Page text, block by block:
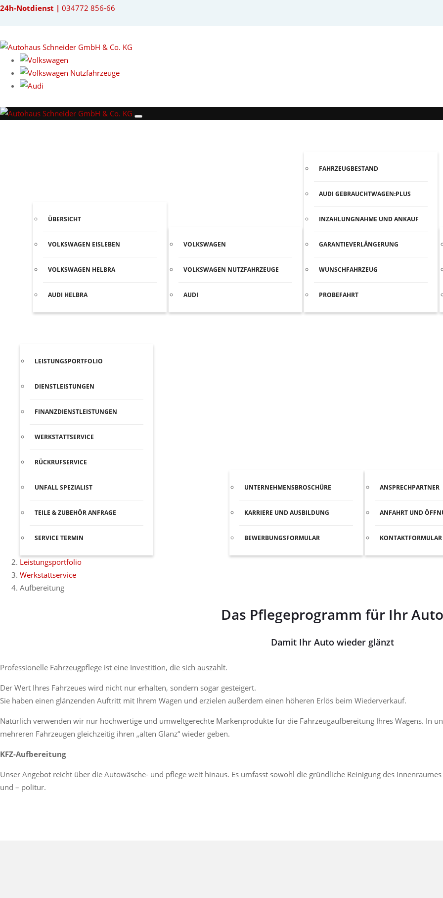
24h-Notdienst | 034772 856-66
ÜBERSICHT
VOLKSWAGEN EISLEBEN
VOLKSWAGEN HELBRA
AUDI HELBRA
VOLKSWAGEN
VOLKSWAGEN NUTZFAHRZEUGE
AUDI
FAHRZEUGBESTAND
AUDI GEBRAUCHTWAGEN:PLUS
INZAHLUNGNAHME UND ANKAUF
GARANTIEVERLÄNGERUNG
WUNSCHFAHRZEUG
PROBEFAHRT
LEISTUNGSPORTFOLIO
DIENSTLEISTUNGEN
FINANZDIENSTLEISTUNGEN
WERKSTATTSERVICE
RÜCKRUFSERVICE
UNFALL SPEZIALIST
TEILE & ZUBEHÖR ANFRAGE
SERVICE TERMIN
UNTERNEHMENSBROSCHÜRE
KARRIERE UND AUSBILDUNG
BEWERBUNGSFORMULAR
ANSPRECHPARTNER
ANFAHRT UND
KONTAKTFORMULAR
Leistungsportfolio
Werkstattservice
Aufbereitung
Das Pflegeprogramm für Ihr Auto
Damit Ihr Auto wieder glänzt
Professionelle Fahrzeugpflege ist eine Investition, die sich auszahlt.
Der Wert Ihres Fahrzeues wird nicht nur erhalten, sondern sogar gesteigert.
Sie haben einen glänzenden Auftritt mit Ihrem Wagen und erzielen außerdem einen höheren Erlös beim Wiederverkauf.
Natürlich verwenden wir nur hochwertige und umweltgerechte Markenprodukte für die Fahrzeugaufbereitung Ihres Wagens. In
mehreren Fahrzeugen gleichzeitig ihren „alten Glanz“ wieder geben.
KFZ-Aufbereitung
Unser Angebot reicht über die Autowäsche- und pflege weit hinaus. Es umfasst sowohl die gründliche Reinigung des
und – politur.